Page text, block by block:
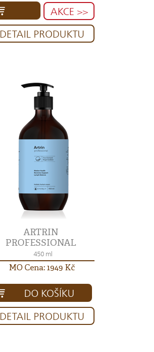
AKCE >>
DETAIL PRODUKTU
ARTRIN
PROFESSIONAL
450 ml
MO Cena: 1949 Kč
DO KOŠÍKU
DETAIL PRODUKTU